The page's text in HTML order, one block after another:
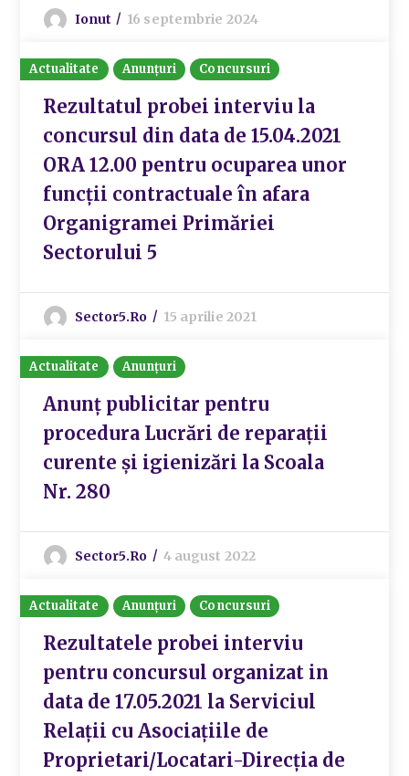
Ionut 16 septembrie 2024
Actualitate Anunțuri Concursuri
Rezultatul probei interviu la
concursul din data de 15.04.2021
ORA 12.00 pentru ocuparea unor
funcții contractuale în afara
Organigramei Primăriei
Sectorului 5
Sector5.ro 15 aprilie 2021
Actualitate Anunțuri
Anunț publicitar pentru
procedura Lucrări de reparații
curente și igienizări la Scoala
Nr. 280
Sector5.ro 4 august 2022
Actualitate Anunțuri Concursuri
Rezultatele probei interviu
pentru concursul organizat in
data de 17.05.2021 la Serviciul
Relații cu Asociațiile de
Proprietari/Locatari-Direcția de